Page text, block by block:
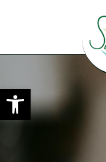
Ouvrir la barre d’outils